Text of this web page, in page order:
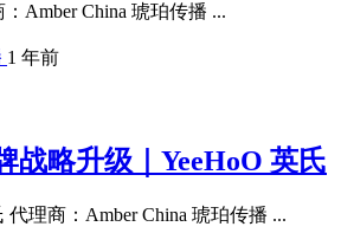
Amber China 琥珀传播 ...
1 年前
战略升级｜YeeHoO 英氏
代理商：Amber China 琥珀传播 ...